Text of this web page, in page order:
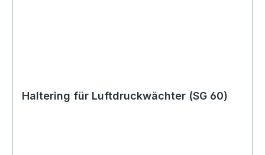
Haltering für Luftdruckwächter (SG 60)